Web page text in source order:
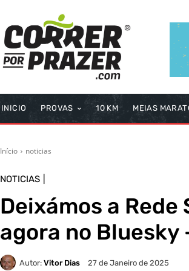
INICIO PROVAS 10 KM MEIAS
Início noticias
NOTICIAS
Deixámos a
agora no Bluesky
Autor: Vitor Dias 27 de Janeiro de 2025